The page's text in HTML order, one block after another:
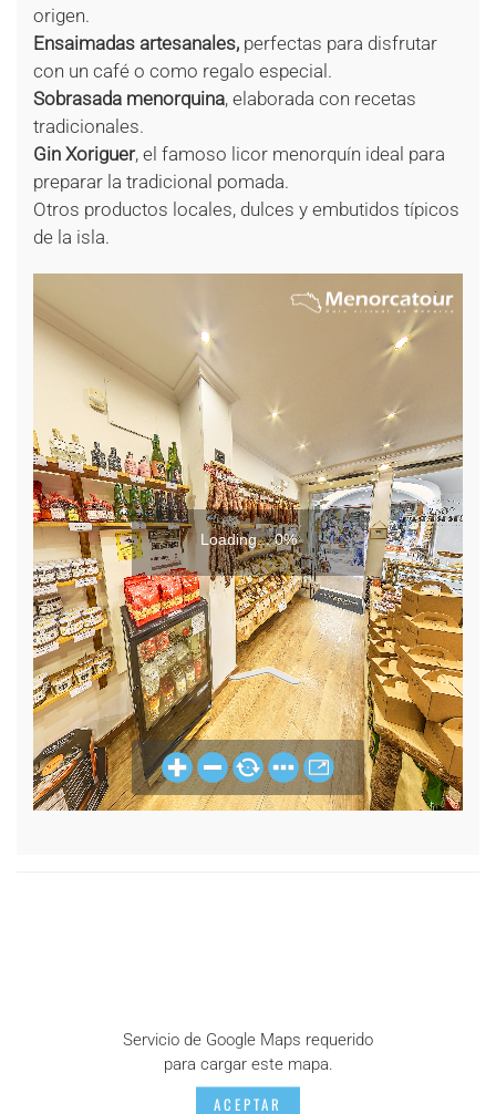
origen.
Ensaimadas artesanales, perfectas para disfrutar
con un café o como regalo especial.
Sobrasada menorquina, elaborada con recetas
tradicionales.
Gin Xoriguer, el famoso licor menorquín ideal para
preparar la tradicional pomada.
Otros productos locales, dulces y embutidos típicos
de la isla.
Servicio de Google Maps requerido
para cargar este mapa.
ACEPTAR